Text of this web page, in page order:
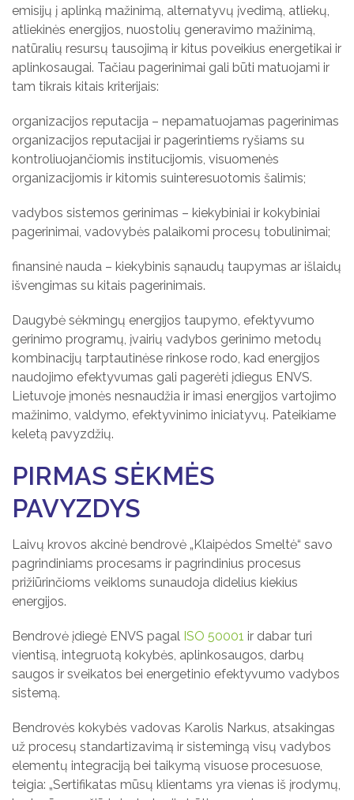
emisijų į aplinką mažinimą, alternatyvų įvedimą, atliekų,
atliekinės energijos, nuostolių generavimo mažinimą,
natūralių resursų tausojimą ir kitus poveikius energetikai ir
aplinkosaugai. Tačiau pagerinimai gali būti matuojami ir
tam tikrais kitais kriterijais:
organizacijos reputacija – nepamatuojamas pagerinimas
organizacijos reputacijai ir pagerintiems ryšiams su
kontroliuojančiomis institucijomis, visuomenės
organizacijomis ir kitomis suinteresuotomis šalimis;
vadybos sistemos gerinimas – kiekybiniai ir kokybiniai
pagerinimai, vadovybės palaikomi procesų tobulinimai;
finansinė nauda – kiekybinis sąnaudų taupymas ar išlaidų
išvengimas su kitais pagerinimais.
Daugybė sėkmingų energijos taupymo, efektyvumo
gerinimo programų, įvairių vadybos gerinimo metodų
kombinacijų tarptautinėse rinkose rodo, kad energijos
naudojimo efektyvumas gali pagerėti įdiegus ENVS.
Lietuvoje įmonės nesnaudžia ir imasi energijos vartojimo
mažinimo, valdymo, efektyvinimo iniciatyvų. Pateikiame
keletą pavyzdžių.
PIRMAS SĖKMĖS
PAVYZDYS
Laivų krovos akcinė bendrovė „Klaipėdos Smeltė“ savo
pagrindiniams procesams ir pagrindinius procesus
prižiūrinčioms veikloms sunaudoja didelius kiekius
energijos.
Bendrovė įdiegė ENVS pagal ISO 50001 ir dabar turi
vientisą, integruotą kokybės, aplinkosaugos, darbų
saugos ir sveikatos bei energetinio efektyvumo vadybos
sistemą.
Bendrovės kokybės vadovas Karolis Narkus, atsakingas
už procesų standartizavimą ir sistemingą visų vadybos
elementų integraciją bei taikymą visuose procesuose,
teigia: „Sertifikatas mūsų klientams yra vienas iš įrodymų,